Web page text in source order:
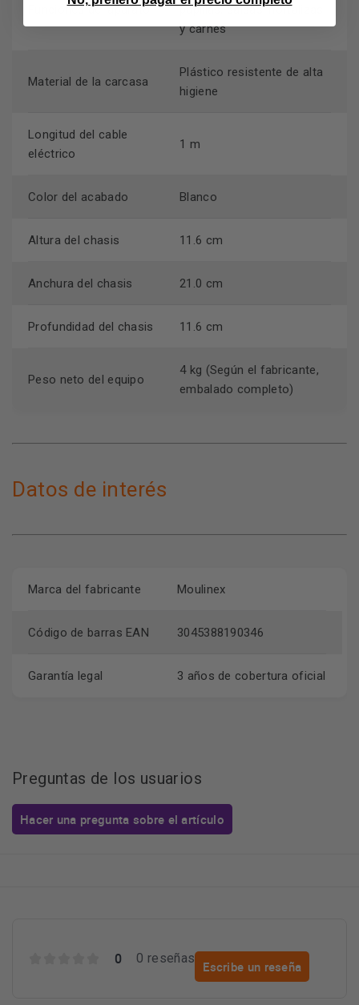
Funciones del aparato
papillas, salsas, hortalizas
y carnes
Material de la carcasa
Plástico resistente de alta
higiene
Longitud del cable
eléctrico
1 m
Color del acabado Blanco
Altura del chasis 11.6 cm
Anchura del chasis 21.0 cm
Profundidad del chasis 11.6 cm
Peso neto del equipo
4 kg (Según el fabricante,
embalado completo)
Datos de interés
Marca del fabricante Moulinex
Código de barras EAN 3045388190346
Garantía legal 3 años de cobertura oficial
Preguntas de los usuarios
Hacer una pregunta sobre el artículo
0 0 reseñas
Escribe un reseña